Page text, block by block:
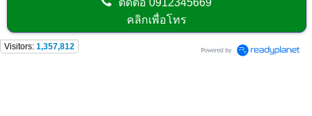
ติดต่อ0912345669
คลิกเพื่อโทร
Visitors: 1,357,812